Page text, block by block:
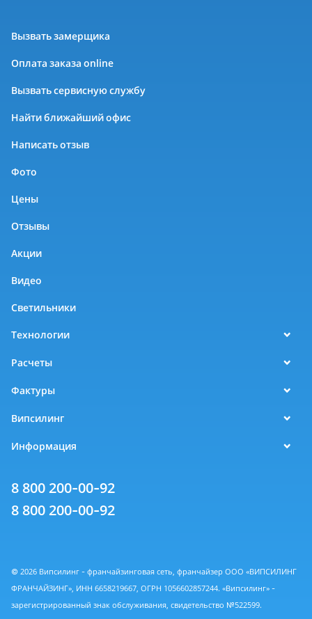
Вызвать замерщика
Оплата заказа online
Вызвать сервисную службу
Найти ближайший офис
Написать отзыв
Фото
Цены
Отзывы
Акции
Видео
Светильники
Технологии
Расчеты
Фактуры
Випсилинг
Информация
8 800 200-00-92
8 800 200-00-92
© 2026 Випсилинг - франчайзинговая сеть, франчайзер ООО «ВИПСИЛИНГ
ФРАНЧАЙЗИНГ», ИНН 6658219667, ОГРН 1056602857244. «Випсилинг» -
зарегистрированный знак обслуживания, свидетельство №522599.